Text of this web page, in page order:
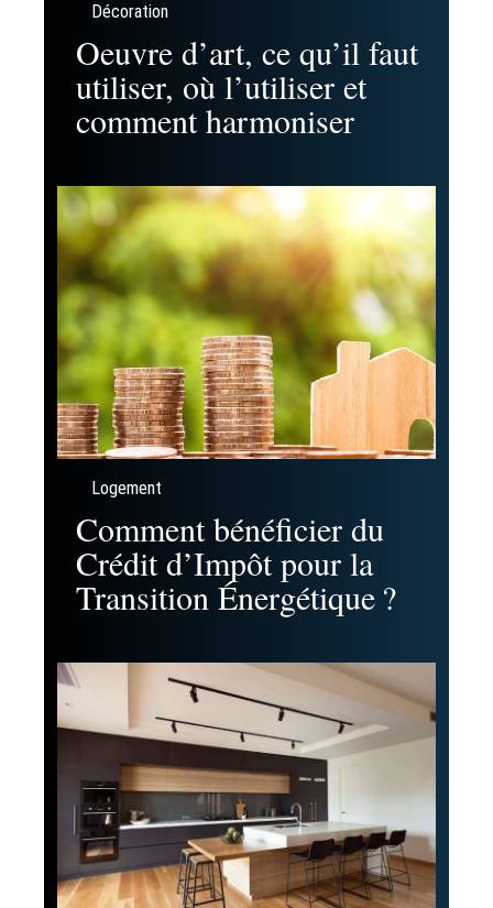
Décoration
Oeuvre d’art, ce qu’il faut
utiliser, où l’utiliser et
comment harmoniser
Logement
Comment bénéficier du
Crédit d’Impôt pour la
Transition Énergétique ?